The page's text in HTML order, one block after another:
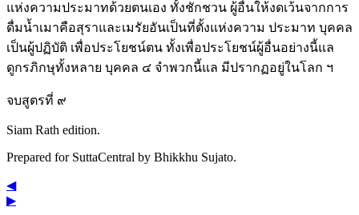
แห่งความประมาทด้วยตนเอง ทั้งชักชวน ผู้อื่นให้งดเว้นจากการ
ดื่มน้ำเมาคือสุราและเมรัยอันเป็นที่ตั้งแห่งความ ประมาท บุคคล
เป็นผู้ปฏิบัติ เพื่อประโยชน์ตน ทั้งเพื่อประโยชน์ผู้อื่นอย่างนี้แล
ดูกรภิกษุทั้งหลาย บุคคล ๔ จำพวกนี้แล มีปรากฏอยู่ในโลก ฯ
จบสูตรที่ ๙
Siam Rath edition.
Prepared for SuttaCentral by Bhikkhu Sujato.
◀
▶